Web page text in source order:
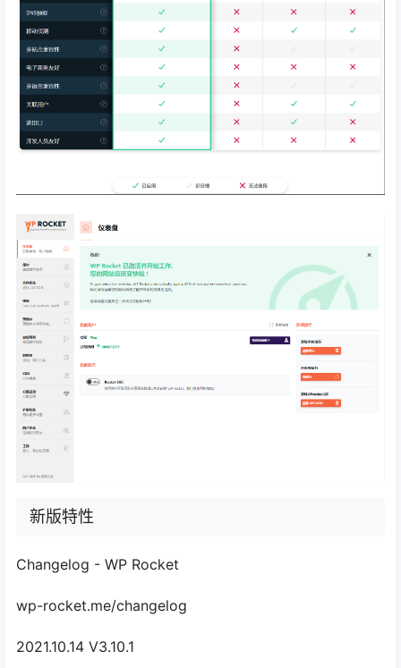
新版特性
Changelog - WP Rocket
wp-rocket.me/changelog
2021.10.14 V3.10.1